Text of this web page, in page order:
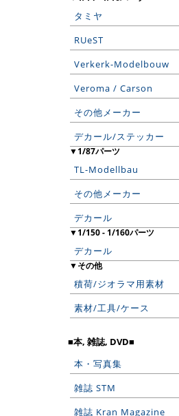
タミヤ
RUeST
Verkerk-Modelbouw
Veroma / Carson
その他メーカー
デカール/ステッカー
▼1/87パーツ
TL-Modellbau
その他メーカー
デカール
▼1/150 - 1/160パーツ
デカール
▼その他
積荷/ジオラマ用素材
素材/工具/ケース
■本, 雑誌, DVD■
本・写真集
雑誌 STM
雑誌 Kran Magazine